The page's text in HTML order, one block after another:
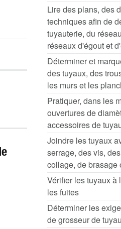
Lire des plans, des
techniques afin de
tuyauterie, du
réseaux d'égout et
Déterminer et
des tuyaux, des
les murs et les
Pratiquer, dans les
ouvertures de
accessoires de
Joindre les tuyaux
serrage, des vis,
collage, de brasage
Vérifier les tuyaux à
les fuites
Déterminer les
de grosseur de